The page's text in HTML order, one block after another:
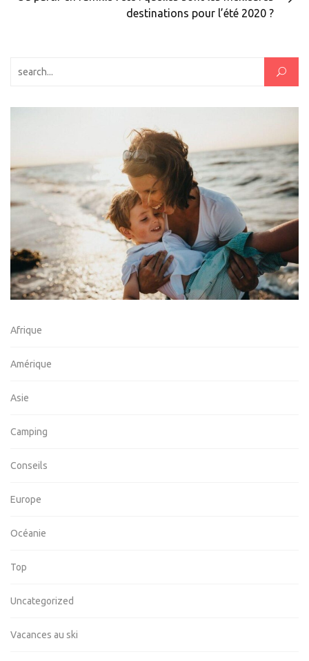
destinations pour l’été 2020 ?
Rechercher :
Afrique
Amérique
Asie
Camping
Conseils
Europe
Océanie
Top
Uncategorized
Vacances au ski